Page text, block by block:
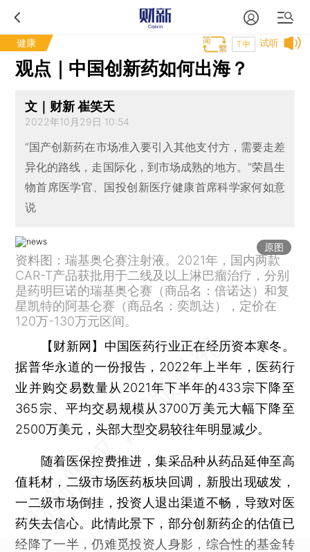
健康 试听
T中
观点｜中国创新药如何出海？
文｜财新 崔笑天
2022年10月29日 10:54
“国产创新药在市场准入要引入其他支付方，需要走差
异化的路线，走国际化，到市场成熟的地方。”荣昌生
物首席医学官、国投创新医疗健康首席科学家何如意
说
原图
资料图：瑞基奥仑赛注射液。2021年，国内两款
CAR-T产品获批用于二线及以上淋巴瘤治疗，分别
是药明巨诺的瑞基奥仑赛（商品名：倍诺达）和复
星凯特的阿基仑赛（商品名：奕凯达），定价在
120万-130万元区间。
【财新网】 中国医药行业正在经历资本寒冬。
据普华永道的一份报告，2022年上半年，医药行
业并购交易数量从2021年下半年的433宗下降至
365宗、平均交易规模从3700万美元大幅下降至
2500万美元，头部大型交易较往年明显减少。
随着医保控费推进，集采品种从药品延伸至高
值耗材，二级市场医药板块回调，新股出现破发，
一二级市场倒挂，投资人退出渠道不畅，导致对医
药失去信心。此情此景下，部分创新药企的估值已
经降了一半，仍难觅投资人身影，综合性的基金转